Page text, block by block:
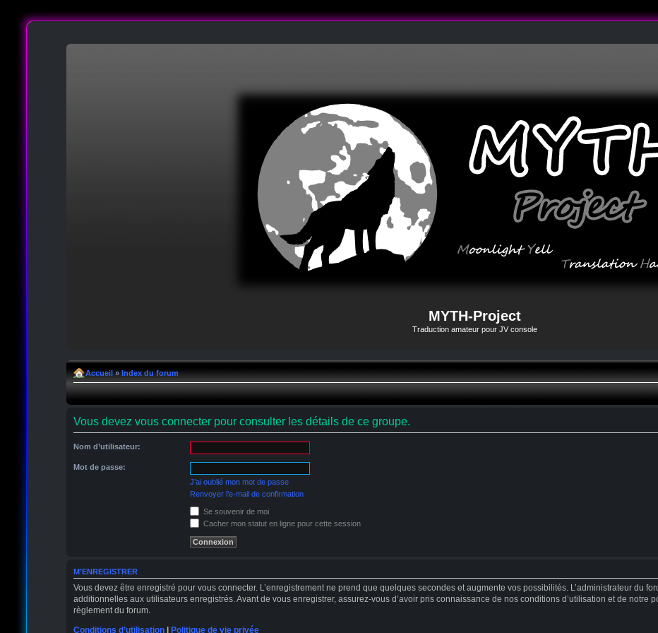
MYTH-Project
Traduction amateur pour JV console
Accueil» Index du forum
Vous devez vous connecter pour consulter les détails de ce groupe.
Nom d’utilisateur:
Mot de passe:
J’ai oublié mon mot de passe
Renvoyer l’e-mail de confirmation
Se souvenir de moi
Cacher mon statut en ligne pour cette session
M’ENREGISTRER
Vous devez être enregistré pour vous connecter. L’enregistrement ne prend que quelques secondes et augmente vos possibilités. L’administrateur du
additionnelles aux utilisateurs enregistrés. Avant de vous enregistrer, assurez-vous d’avoir pris connaissance de nos conditions d’utilisation et de notre
règlement du forum.
Conditions d’utilisation| Politique de vie privée